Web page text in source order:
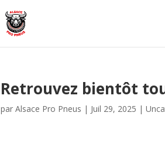
Retrouvez bientôt
parAlsace Pro Pneus | Juil 29, 2025 |